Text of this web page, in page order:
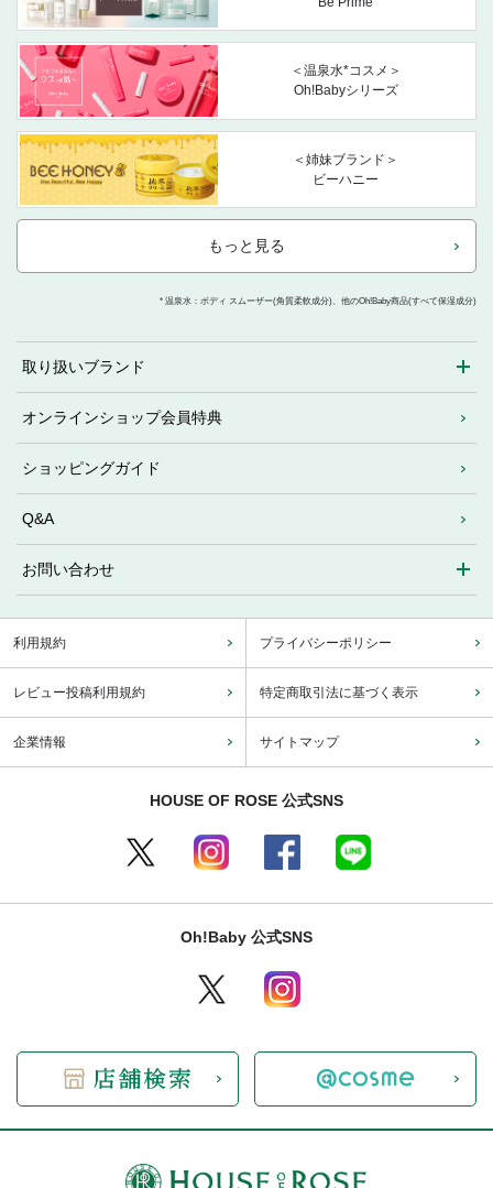
＜温泉水*コスメ＞
Oh!Babyシリーズ
＜姉妹ブランド＞
ビーハニー
もっと見る
* 温泉水：ボディ スムーザー(角質柔軟成分)、他のOh!Baby商品(すべて保湿成分)
取り扱いブランド
オンラインショップ会員特典
ショッピングガイド
Q&A
お問い合わせ
利用規約 プライバシーポリシー
レビュー投稿利用規約 特定商取引法に基づく表示
企業情報 サイトマップ
HOUSE OF ROSE 公式SNS
Oh!Baby 公式SNS